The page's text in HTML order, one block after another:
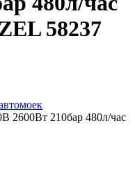
58237
2600Вт 210бар 480л/час